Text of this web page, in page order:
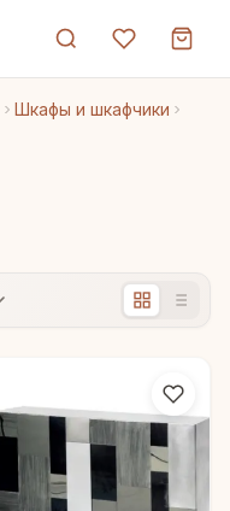
Шкафы и шкафчики